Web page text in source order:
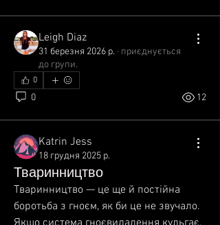
Leigh Diaz
31 березня 2026 р. · приєднується
до групи.
0
0 12
Katrin Jess
18 грудня 2025 р.
Тваринництво
Тваринництво — це ще й постійна
боротьба з гноєм, як би це не звучало.